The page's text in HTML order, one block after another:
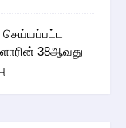
38ஆவது